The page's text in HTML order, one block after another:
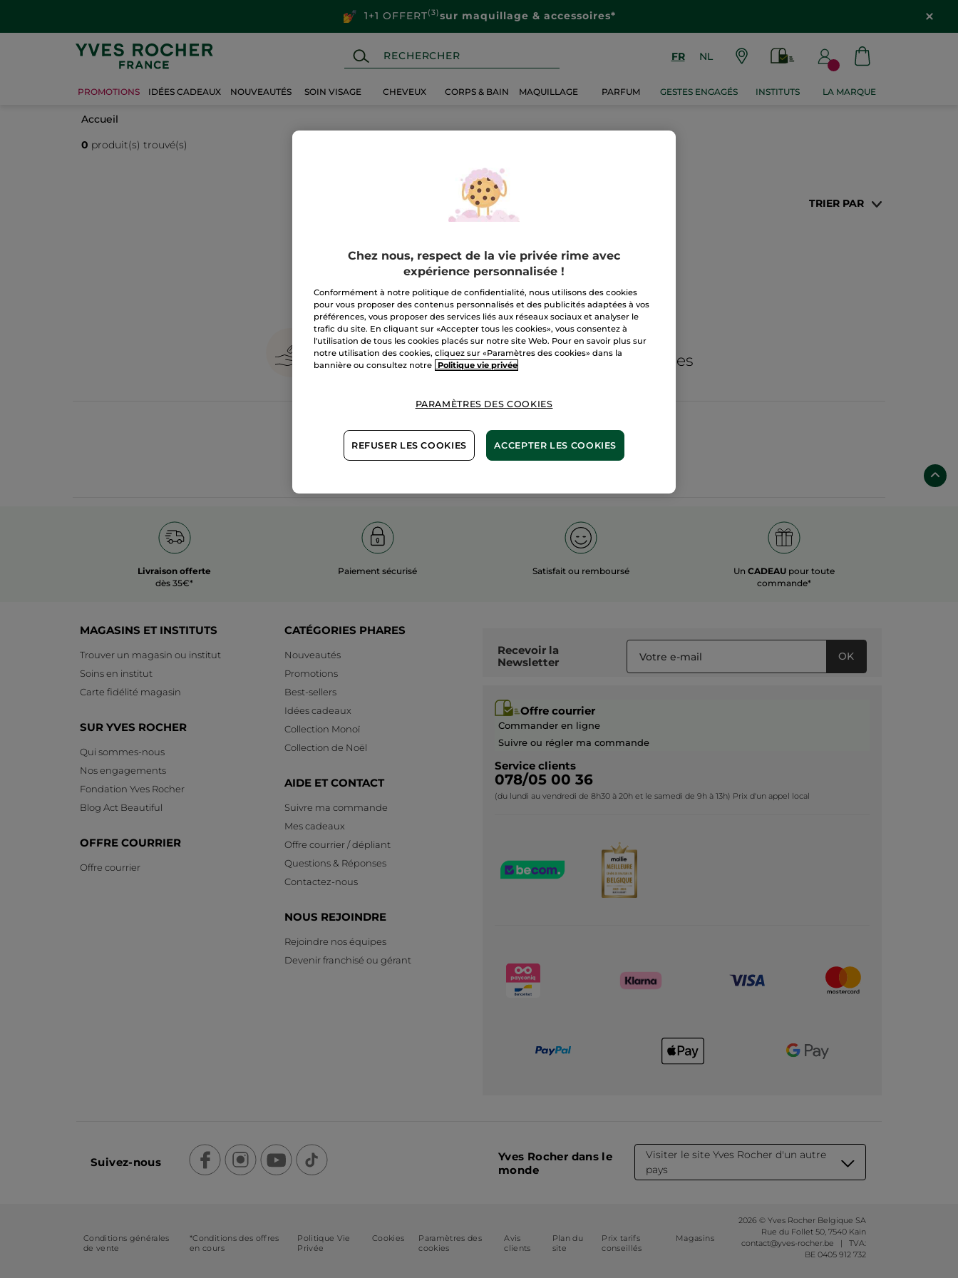
1+1 OFFERT(3)sur maquillage & accessoires*
FR NL
PROMOTIONS IDÉES CADEAUX NOUVEAUTÉS SOIN VISAGE CHEVEUX CORPS & BAIN MAQUILLAGE PARFUM GESTES ENGAGÉS INSTITUTS LA MARQUE
Accueil
0 produit(s) trouvé(s)
TRIER PAR
100%actifs
végétaux
60 hectaresde
champs biologiques
Voir plus
Livraison offerte
dès 35€*
Paiement sécurisé Satisfait ou remboursé Un CADEAUpour toute
commande*
MAGASINS ET INSTITUTS
Trouver un magasin ou institut
Soins en institut
Carte fidélité magasin
SUR YVES ROCHER
Qui sommes-nous
Nos engagements
Fondation Yves Rocher
Blog Act Beautiful
OFFRE COURRIER
Offre courrier
CATÉGORIES PHARES
Nouveautés
Promotions
Best-sellers
Idées cadeaux
Collection Monoï
Collection de Noël
AIDE ET CONTACT
Suivre ma commande
Mes cadeaux
Offre courrier / dépliant
Questions & Réponses
Contactez-nous
NOUS REJOINDRE
Rejoindre nos équipes
Devenir franchisé ou gérant
Recevoir la
Newsletter
OK
Offre courrier
Commander en ligne
Suivre ou régler ma commande
Service clients
078/05 00 36
(du lundi au vendredi de 8h30 à 20h et le samedi de 9h à 13h) Prix d'un appel local
Suivez-nous
Yves Rocher dans le
monde
Visiter le site Yves Rocher d'un autre
pays
Conditions générales
de vente
*Conditions des offres
en cours
Politique Vie
Privée
Cookies
Paramètres des
cookies
Avis
clients
Plan du
site
Prix tarifs
conseillés
Magasins
2026 © Yves Rocher Belgique SA
Rue du Follet 50, 7540 Kain
contact@yves-rocher.be | TVA:
BE 0405 912 732
Chez nous, respect de la vie privée rime avec
expérience personnalisée !
Conformément à notre politique de confidentialité, nous utilisons des cookies
pour vous proposer des contenus personnalisés et des publicités adaptées à vos
préférences, vous proposer des services liés aux réseaux sociaux et analyser le
trafic du site. En cliquant sur «Accepter tous les cookies», vous consentez à
l'utilisation de tous les cookies placés sur notre site Web. Pour en savoir plus sur
notre utilisation des cookies, cliquez sur «Paramètres des cookies» dans la
bannière ou consultez notre
Politique vie privée
PARAMÈTRES DES COOKIES
REFUSER LES COOKIES ACCEPTER LES COOKIES